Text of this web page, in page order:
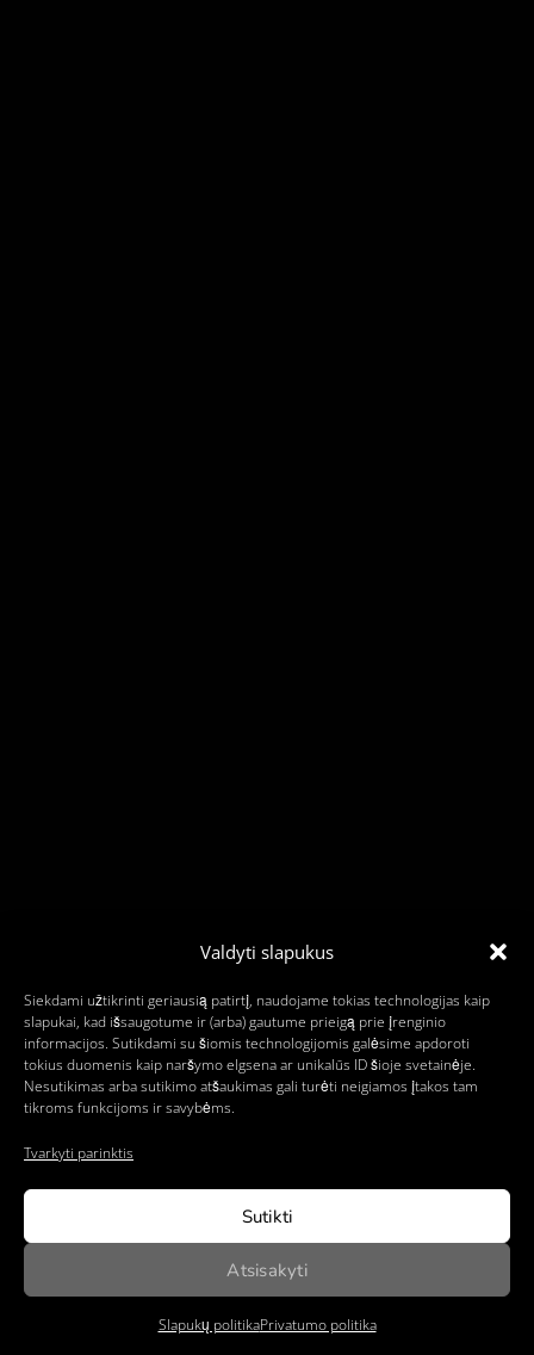
Valdyti slapukus
Siekdami užtikrinti geriausią patirtį, naudojame tokias technologijas kaip
slapukai, kad išsaugotume ir (arba) gautume prieigą prie įrenginio
informacijos. Sutikdami su šiomis technologijomis galėsime apdoroti
tokius duomenis kaip naršymo elgsena ar unikalūs ID šioje svetainėje.
Nesutikimas arba sutikimo atšaukimas gali turėti neigiamos įtakos tam
tikroms funkcijoms ir savybėms.
Tvarkyti parinktis
Sutikti
Atsisakyti
Slapukų politikaPrivatumo politika